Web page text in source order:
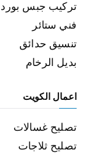
تركيب جبس بورد
فني ستائر
تنسيق حدائق
بديل الرخام
اعمال الكويت
تصليح غسالات
تصليح ثلاجات